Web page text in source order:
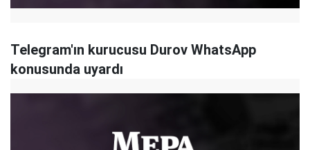
Telegram'ın kurucusu Durov WhatsApp
konusunda uyardı